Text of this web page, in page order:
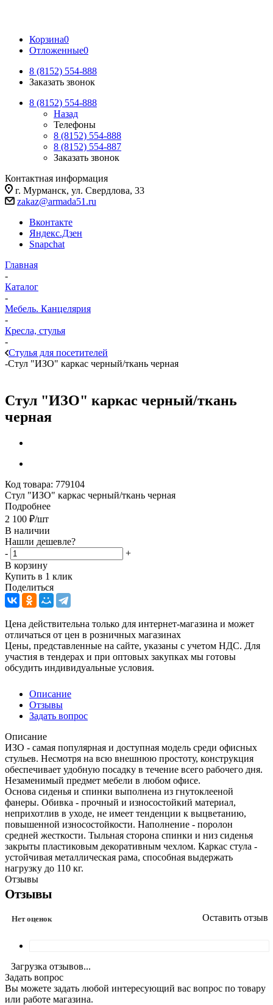
Корзина0
Отложенные0
8 (8152) 554-888
Заказать звонок
8 (8152) 554-888
Назад
Телефоны
8 (8152) 554-888
8 (8152) 554-887
Заказать звонок
Контактная информация
г. Мурманск, ул. Свердлова, 33
zakaz@armada51.ru
Вконтакте
Яндекс.Дзен
Snapchat
Главная
-
Каталог
-
Мебель. Канцелярия
-
Кресла, стулья
-
Стулья для посетителей
-Стул "ИЗО" каркас черный/ткань черная
Стул "ИЗО" каркас черный/ткань
черная
Код товара: 779104
Стул "ИЗО" каркас черный/ткань черная
Подробнее
2 100 ₽/шт
В наличии
Нашли дешевле?
-
+
В корзину
Купить в 1 клик
Поделиться
Цена действительна только для интернет-магазина и может
отличаться от цен в розничных магазинах
Цены, представленные на сайте, указаны с учетом НДС. Для
участия в тендерах и при оптовых закупках мы готовы
обсудить индивидуальные условия.
Описание
Отзывы
Задать вопрос
Описание
ИЗО - самая популярная и доступная модель среди офисных
стульев. Несмотря на всю внешнюю простоту, конструкция
обеспечивает удобную посадку в течение всего рабочего дня.
Незаменимый предмет мебели в любом офисе.
Основа сиденья и спинки выполнена из гнутоклееной
фанеры. Обивка - прочный и износостойкий материал,
неприхотлив в уходе, не имеет тенденции к выцветанию,
повышенной износостойкости. Наполнение - поролон
средней жесткости. Тыльная сторона спинки и низ сиденья
закрыты пластиковым декоративным чехлом. Каркас стула -
устойчивая металлическая рама, способная выдержать
нагрузку до 110 кг.
Отзывы
Отзывы
Нет оценок Оставить отзыв
Загрузка отзывов...
Задать вопрос
Вы можете задать любой интересующий вас вопрос по товару
или работе магазина.